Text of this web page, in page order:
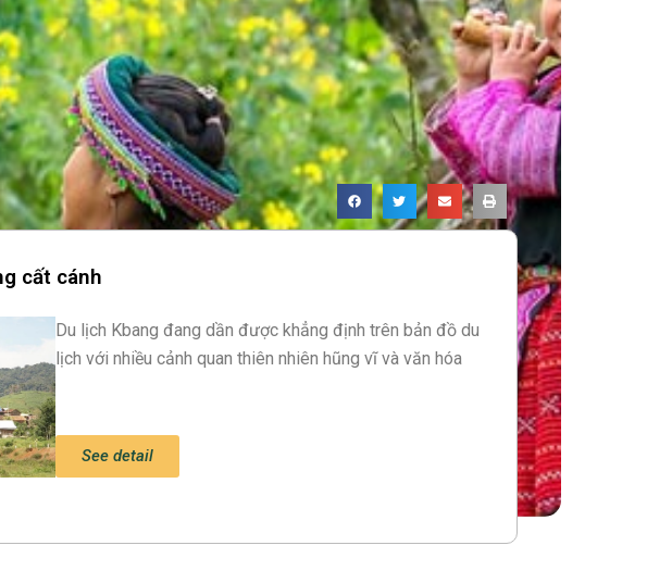
cất cánh
Du lịch Kbang đang dần được khẳng định trên bản đồ du
lịch với nhiều cảnh quan thiên nhiên hũng vĩ và văn hóa
See detail